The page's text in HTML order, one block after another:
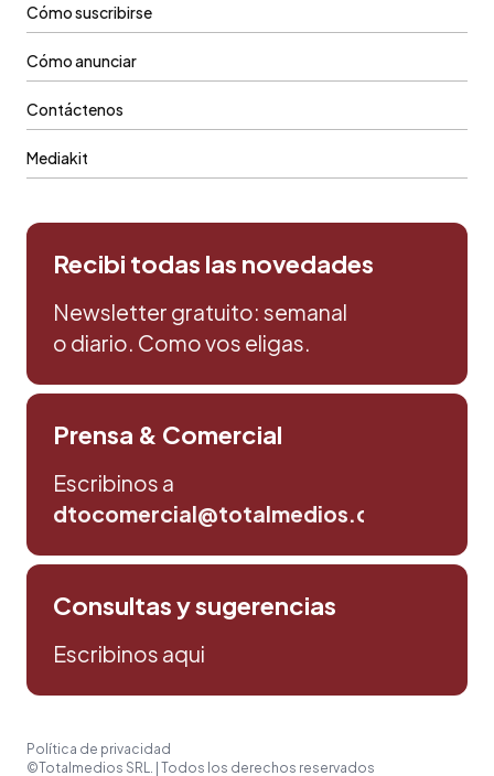
Cómo suscribirse
Cómo anunciar
Contáctenos
Mediakit
Recibi todas las novedades
Newsletter gratuito: semanal
o diario. Como vos eligas.
Prensa & Comercial
Escribinos a
dtocomercial@totalmedios.com
Consultas y sugerencias
Escribinos aqui
Política de privacidad
©Totalmedios SRL. | Todos los derechos reservados